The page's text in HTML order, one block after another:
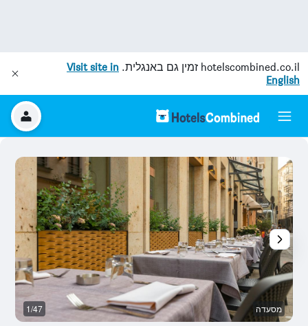
hotelscombined.co.il זמין גם באנגלית. Visit site in
English
מסעדה 1/47